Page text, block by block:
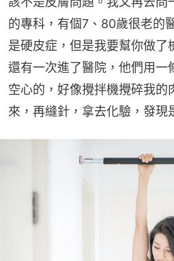
的專科，有個7、80歲很老的
是硬皮症，但是我要幫你做了
還有一次進了醫院，他們用一
空心的，好像攪拌機攪碎我的
來，再縫針，拿去化驗，發現